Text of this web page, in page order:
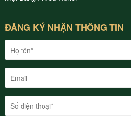
ĐĂNG KÝ NHẬN THÔNG TIN